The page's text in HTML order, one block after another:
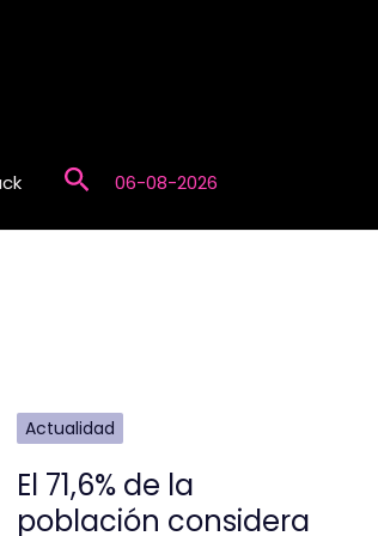
Buscar06-08-2026
Actualidad
El 71,6% de la
población considera